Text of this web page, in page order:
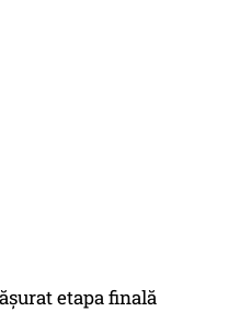
etapa finală